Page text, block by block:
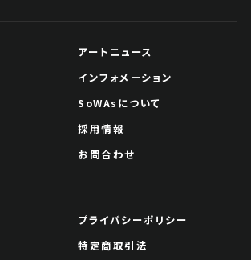
アートニュース
インフォメーション
SoWAsについて
採用情報
お問合わせ
プライバシーポリシー
特定商取引法